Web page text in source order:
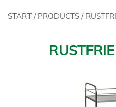
START / PRODUCTS /